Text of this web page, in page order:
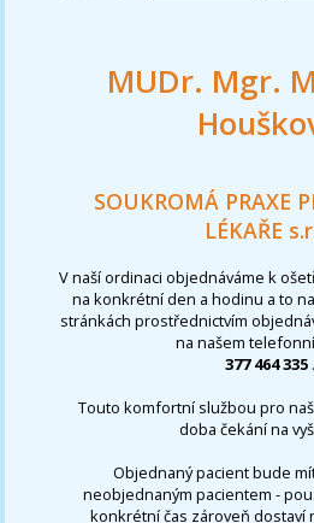
MUDr. Mgr.
SOUKROMÁ PRAXE
LÉKAŘE
V naší ordinaci objednáváme k
na konkrétní den a hodinu a to
stránkách prostřednictvím
na našem
377 464 335 .
Touto komfortní službou pro
doba čekání na
Objednaný pacient bude
neobjednaným pacientem -
konkrétní čas zároveň dostaví